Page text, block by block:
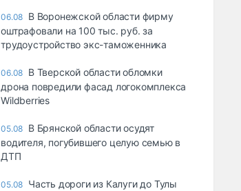
06.08 В Воронежской области фирму
оштрафовали на 100 тыс. руб. за
трудоустройство экс-таможенника
06.08 В Тверской области обломки
дрона повредили фасад логокомплекса
Wildberries
05.08 В Брянской области осудят
водителя, погубившего целую семью в
ДТП
05.08 Часть дороги из Калуги до Тулы